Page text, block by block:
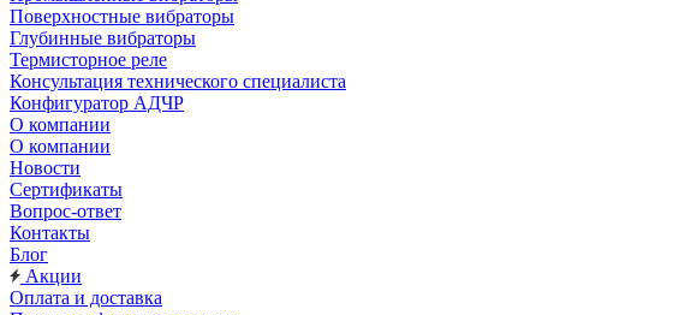
Поверхностные вибраторы
Глубинные вибраторы
Термисторное реле
Консультация технического специалиста
Конфигуратор АДЧР
О компании
О компании
Новости
Сертификаты
Вопрос-ответ
Контакты
Блог
Акции
Оплата и доставка